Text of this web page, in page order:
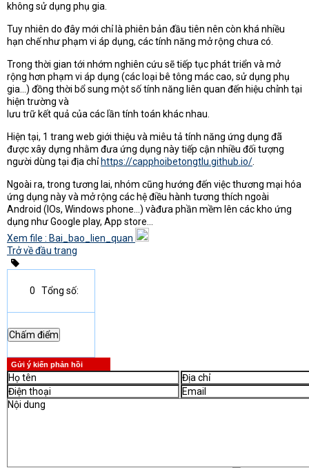
không sử dụng phụ gia.
Tuy nhiên do đây mới chỉ là phiên bản đầu tiên nên còn khá nhiều
hạn chế như phạm vi áp dụng, các tính năng mở rộng chưa có.
Trong thời gian tới nhớm nghiên cứu sẽ tiếp tục phát triển và mở
rộng hơn phạm vi áp dụng (các loại bê tông mác cao, sử dụng phụ
gia…) đồng thời bổ sung một số tính năng liên quan đến hiệu chỉnh tại
hiện trường và
lưu trữ kết quả của các lần tính toán khác nhau.
Hiện tại, 1 trang web giới thiệu và miêu tả tính năng ứng dụng đã
được xây dựng nhằm đưa ứng dụng này tiếp cận nhiều đối tượng
người dùng tại địa chỉ https://capphoibetongtlu.github.io/
Ngoài ra, trong tương lai, nhóm cũng hướng đến việc thương mại hóa
ứng dụng này và mở rộng các hệ điều hành tương thích ngoài
Android (IOs, Windows phone…) vàđưa phần mềm lên các kho ứng
dụng như Google play, App store…
Xem file : Bai_bao_lien_quan
Trở về đầu trang
0 Tổng số:
Gửi ý kiến phản hồi